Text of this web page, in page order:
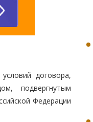
договора,
подвергнутым
Федерации